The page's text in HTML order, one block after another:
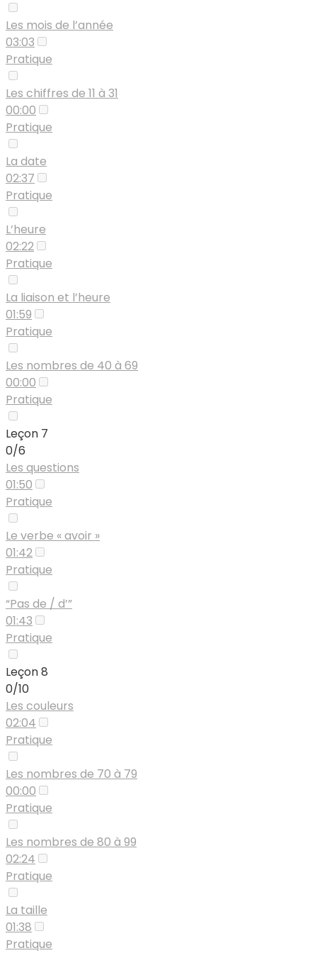
Les mois de l’année
03:03
Pratique
Les chiffres de 11 à 31
00:00
Pratique
La date
02:37
Pratique
L’heure
02:22
Pratique
La liaison et l’heure
01:59
Pratique
Les nombres de 40 à 69
00:00
Pratique
Leçon 7
0/6
Les questions
01:50
Pratique
Le verbe « avoir »
01:42
Pratique
“Pas de / d’”
01:43
Pratique
Leçon 8
0/10
Les couleurs
02:04
Pratique
Les nombres de 70 à 79
00:00
Pratique
Les nombres de 80 à 99
02:24
Pratique
La taille
01:38
Pratique